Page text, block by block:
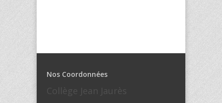
Nos Coordonnées
Collège Jean Jaurès